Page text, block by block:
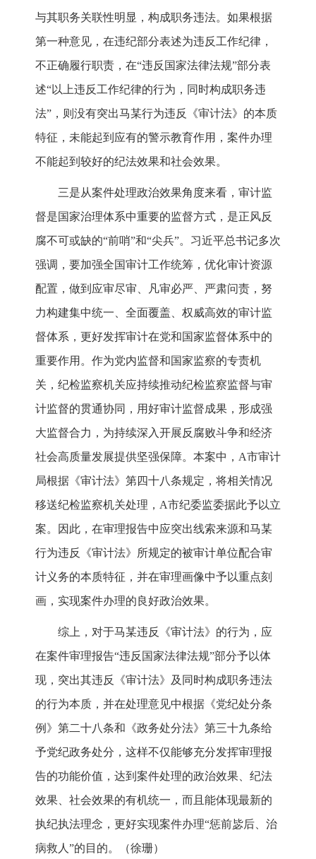
与其职务关联性明显，构成职务违法。如果根据
第一种意见，在违纪部分表述为违反工作纪律，
不正确履行职责，在“违反国家法律法规”部分表
述“以上违反工作纪律的行为，同时构成职务违
法”，则没有突出马某行为违反《审计法》的本质
特征，未能起到应有的警示教育作用，案件办理
不能起到较好的纪法效果和社会效果。
三是从案件处理政治效果角度来看，审计监
督是国家治理体系中重要的监督方式，是正风反
腐不可或缺的“前哨”和“尖兵”。习近平总书记多次
强调，要加强全国审计工作统筹，优化审计资源
配置，做到应审尽审、凡审必严、严肃问责，努
力构建集中统一、全面覆盖、权威高效的审计监
督体系，更好发挥审计在党和国家监督体系中的
重要作用。作为党内监督和国家监察的专责机
关，纪检监察机关应持续推动纪检监察监督与审
计监督的贯通协同，用好审计监督成果，形成强
大监督合力，为持续深入开展反腐败斗争和经济
社会高质量发展提供坚强保障。本案中，A市审计
局根据《审计法》第四十八条规定，将相关情况
移送纪检监察机关处理，A市纪委监委据此予以立
案。因此，在审理报告中应突出线索来源和马某
行为违反《审计法》所规定的被审计单位配合审
计义务的本质特征，并在审理画像中予以重点刻
画，实现案件办理的良好政治效果。
综上，对于马某违反《审计法》的行为，应
在案件审理报告“违反国家法律法规”部分予以体
现，突出其违反《审计法》及同时构成职务违法
的行为本质，并在处理意见中根据《党纪处分条
例》第二十八条和《政务处分法》第三十九条给
予党纪政务处分，这样不仅能够充分发挥审理报
告的功能价值，达到案件处理的政治效果、纪法
效果、社会效果的有机统一，而且能体现最新的
执纪执法理念，更好实现案件办理“惩前毖后、治
病救人”的目的。（徐珊）